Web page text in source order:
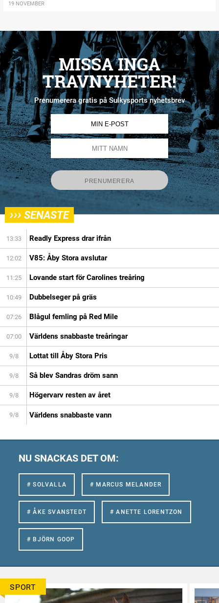
19 NOVEMBER
MISSA INGA
TRAVNYHETER!
Prenumerera gratis på Sulkysports nyhetsbrev
››› SENASTE
13:33 Readly Express drar ifrån
12:02 V85: Åby Stora avslutar
11:25 Lovande start för Carolines treåring
10:49 Dubbelseger på gräs
07:26 Blågul femling på Red Mile
07:00 Världens snabbaste treåringar
9/8 Lottat till Åby Stora Pris
9/8 Så blev Sandras dröm sann
9/8 Högervarv resten av året
9/8 Världens snabbaste vann
NU SNACKAS DET OM:
# SOLVALLA # MARCUS MELANDER
# ÅKE SVANSTEDT # ANETTE LORENTZON
# BJÖRN GOOP
SPORT